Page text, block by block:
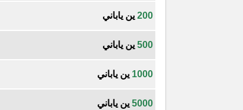
200 ين ياباني
500 ين ياباني
1000 ين ياباني
5000 ين ياباني